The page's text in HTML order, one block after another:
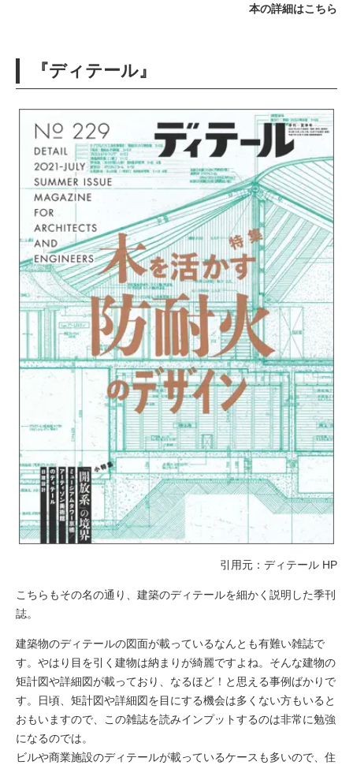
本の詳細はこちら
『ディテール』
引用元：ディテール HP
こちらもその名の通り、建築のディテールを細かく説明した季刊
誌。
建築物のディテールの図面が載っているなんとも有難い雑誌で
す。やはり目を引く建物は納まりが綺麗ですよね。そんな建物の
矩計図や詳細図が載っており、なるほど！と思える事例ばかりで
す。日頃、矩計図や詳細図を目にする機会は多くない方もいると
おもいますので、この雑誌を読みインプットするのは非常に勉強
になるのでは。
ビルや商業施設のディテールが載っているケースも多いので、住